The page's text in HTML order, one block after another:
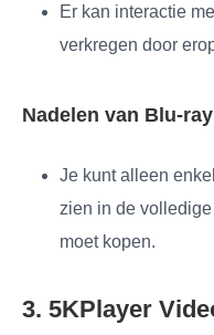
Er kan interactie
verkregen door
Nadelen van Blu-
Je kunt alleen
zien in de
moet kopen.
3. 5KPlayer